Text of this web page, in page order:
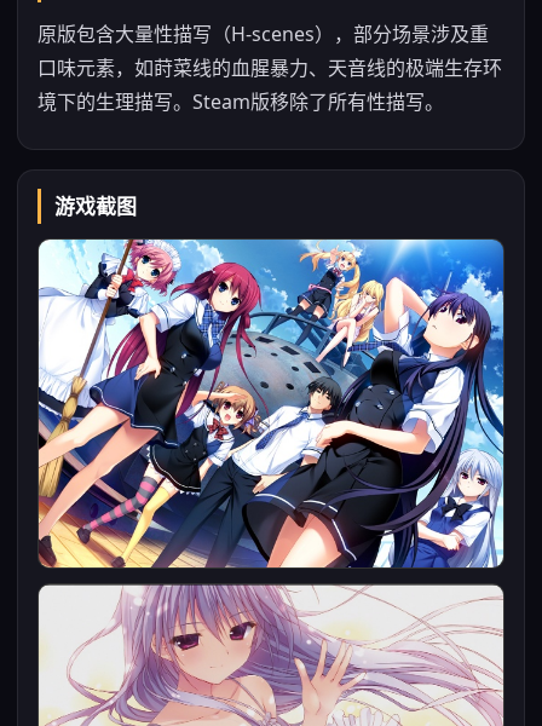
原版包含大量性描写（H-scenes），部分场景涉及重
口味元素，如莳菜线的血腥暴力、天音线的极端生存环
境下的生理描写。Steam版移除了所有性描写。
游戏截图